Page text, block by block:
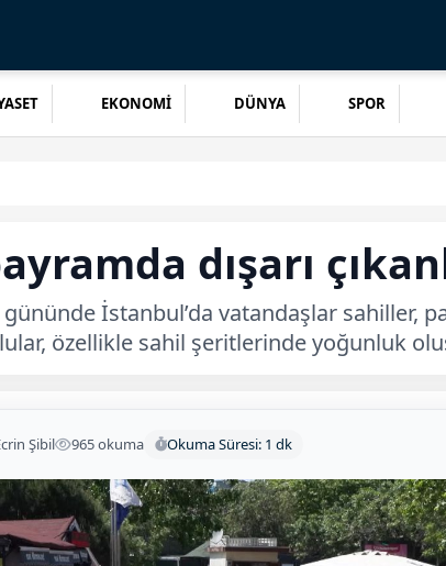
EKONOMİ DÜNYA SPOR
dışarı
gününde İstanbul’da vatandaşlar
özellikle sahil şeritlerinde yoğunluk
Şibil 965 okuma Okuma Süresi: 1 dk